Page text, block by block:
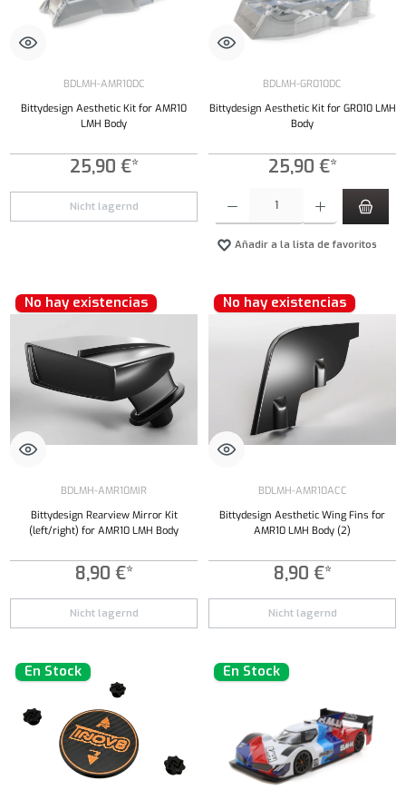
BDLMH-AMR10DC
Bittydesign Aesthetic Kit for AMR10
LMH Body
25,90 €*
Nicht lagernd
BDLMH-GR010DC
Bittydesign Aesthetic Kit for GR010 LMH
Body
25,90 €*
Añadir a la lista de favoritos
No hay existencias
BDLMH-AMR10MIR
Bittydesign Rearview Mirror Kit
(left/right) for AMR10 LMH Body
8,90 €*
Nicht lagernd
No hay existencias
BDLMH-AMR10ACC
Bittydesign Aesthetic Wing Fins for
AMR10 LMH Body (2)
8,90 €*
Nicht lagernd
En Stock En Stock